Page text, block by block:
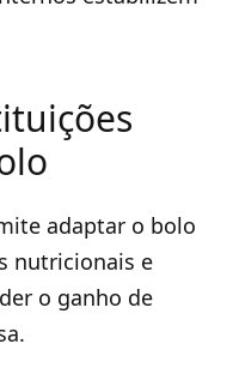
adaptar o bolo
nutricionais e
o ganho de